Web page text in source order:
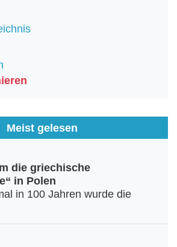
Meist gelesen
die griechische
in Polen
in 100 Jahren wurde die